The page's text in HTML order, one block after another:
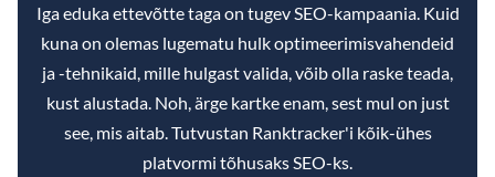
Iga eduka ettevõtte taga on tugev SEO-kampaania. Kuid
kuna on olemas lugematu hulk optimeerimisvahendeid
ja -tehnikaid, mille hulgast valida, võib olla raske teada,
kust alustada. Noh, ärge kartke enam, sest mul on just
see, mis aitab. Tutvustan Ranktracker'i kõik-ühes
platvormi tõhusaks SEO-ks.